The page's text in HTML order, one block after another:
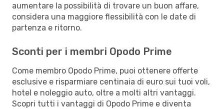
aumentare la possibilità di trovare un buon affare,
considera una maggiore flessibilità con le date di
partenza e ritorno.
Sconti per i membri Opodo Prime
Come membro Opodo Prime, puoi ottenere offerte
esclusive e risparmiare centinaia di euro sui tuoi voli,
hotel e noleggio auto, oltre a molti altri vantaggi.
Scopri tutti i vantaggi di Opodo Prime e diventa